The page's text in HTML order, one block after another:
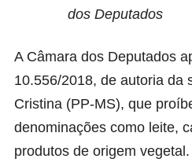
dos Deputados
A Câmara dos Deputados
10.556/2018, de autoria da
Cristina (PP-MS), que
denominações como leite,
produtos de origem